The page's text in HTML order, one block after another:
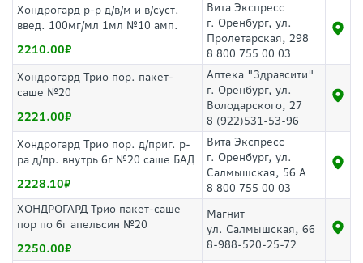
Хондрогард р-р д/в/м и в/суст.
введ. 100мг/мл 1мл №10 амп.
2210.00
Вита Экспресс
г. Оренбург, ул.
Пролетарская, 298
8 800 755 00 03
Хондрогард Трио пор. пакет-
саше №20
2221.00
Аптека "Здравсити"
г. Оренбург, ул.
Володарского, 27
8 (922)531-53-96
Хондрогард Трио пор. д/приг. р-
ра д/пр. внутрь 6г №20 саше БАД
2228.10
Вита Экспресс
г. Оренбург, ул.
Салмышская, 56 А
8 800 755 00 03
ХОНДРОГАРД Трио пакет-саше
пор по 6г апельсин №20
2250.00
Магнит
ул. Салмышская, 66
8-988-520-25-72